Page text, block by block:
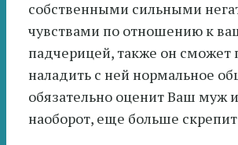
собственными сильными
чувствами по отношению к
падчерицей, также он сможет
наладить с ней нормальное
обязательно оценит Ваш муж
наоборот, еще больше